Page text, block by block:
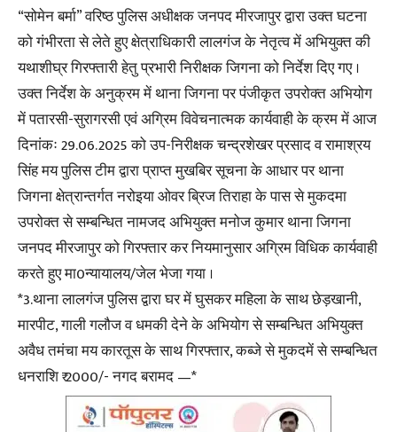
“सोमेन बर्मा” वरिष्ठ पुलिस अधीक्षक जनपद मीरजापुर द्वारा उक्त घटना
को गंभीरता से लेते हुए क्षेत्राधिकारी लालगंज के नेतृत्व में अभियुक्त की
यथाशीघ्र गिरफ्तारी हेतु प्रभारी निरीक्षक जिगना को निर्देश दिए गए ।
उक्त निर्देश के अनुक्रम में थाना जिगना पर पंजीकृत उपरोक्त अभियोग
में पतारसी-सुरागरसी एवं अग्रिम विवेचनात्मक कार्यवाही के क्रम में आज
दिनांकः 29.06.2025 को उप-निरीक्षक चन्द्रशेखर प्रसाद व रामाश्रय
सिंह मय पुलिस टीम द्वारा प्राप्त मुखबिर सूचना के आधार पर थाना
जिगना क्षेत्रान्तर्गत नरोइया ओवर ब्रिज तिराहा के पास से मुकदमा
उपरोक्त से सम्बन्धित नामजद अभियुक्त मनोज कुमार थाना जिगना
जनपद मीरजापुर को गिरफ्तार कर नियमानुसार अग्रिम विधिक कार्यवाही
करते हुए मा0न्यायालय/जेल भेजा गया ।
*3.थाना लालगंज पुलिस द्वारा घर में घुसकर महिला के साथ छेड़खानी,
मारपीट, गाली गलौज व धमकी देने के अभियोग से सम्बन्धित अभियुक्त
अवैध तमंचा मय कारतूस के साथ गिरफ्तार, कब्जे से मुकदमें से सम्बन्धित
धनराशि ₹ 2000/- नगद बरामद —*